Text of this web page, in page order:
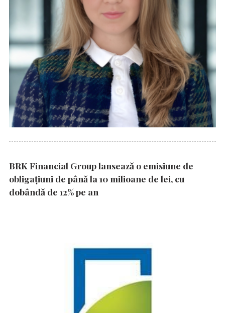
BRK Financial Group lansează o emisiune de
obligațiuni de până la 10 milioane de lei, cu
dobândă de 12% pe an